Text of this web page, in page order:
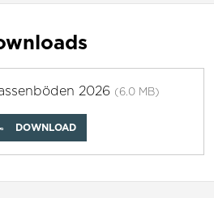
2026 (6.0 MB)
DOWNLOAD